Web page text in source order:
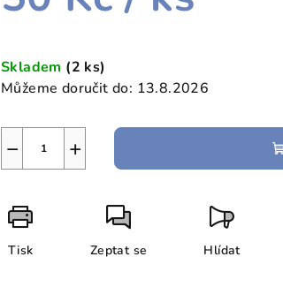
cena:
Skladem (2 ks)
Můžeme doručit do: 13.8.2026
+
−
Tisk Zeptat se Hlídat